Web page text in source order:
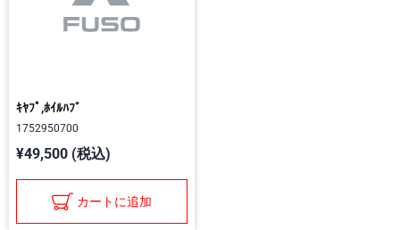
ｷﾔﾌﾟ,ﾎｲﾙﾊﾌﾞ
1752950700
¥49,500 (税込)
カートに追加